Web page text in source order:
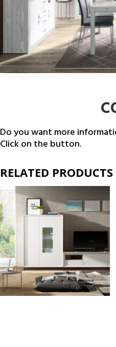
Do you want more
Click on the button.
RELATED PRODUCTS